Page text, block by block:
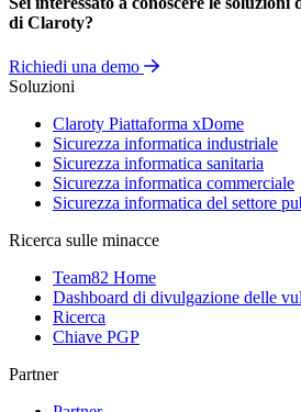
di Claroty?
Richiedi una demo
Soluzioni
Claroty Piattaforma xDome
Sicurezza informatica industriale
Sicurezza informatica sanitaria
Sicurezza informatica commerciale
Sicurezza informatica del settore
Ricerca sulle minacce
Team82 Home
Dashboard di divulgazione delle
Ricerca
Chiave PGP
Partner